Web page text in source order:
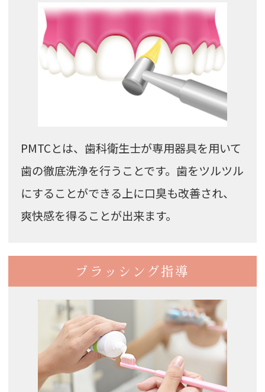
PMTCとは、歯科衛生士が専用器具を用いて
歯の徹底洗浄を行うことです。歯をツルツル
にすることができる上に口臭も改善され、
爽快感を得ることが出来ます。
ブラッシング指導